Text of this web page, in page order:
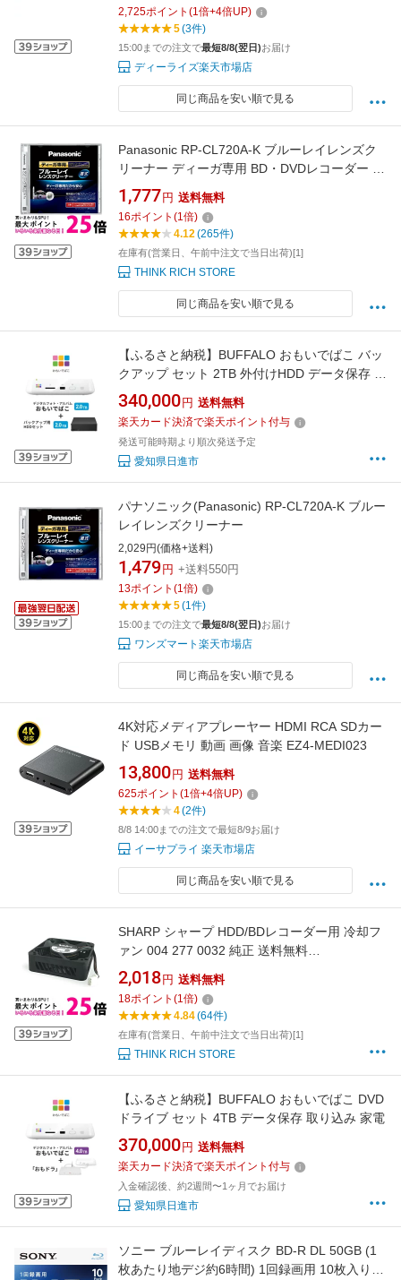
2,725ポイント (1倍+4倍UP)
5(3件)
15:00までの注文で最短8/8(翌日)お届け
ディーライズ楽天市場店
同じ商品を安い順で見る
Panasonic RP-CL720A-K ブルーレイレンズク
リーナー ディーガ専用 BD・DVDレコーダー ク
リーナー パナソニック RPCL720AK BDレンズ
クリーナ 送料無料 【SJ01949】
1,777 円 送料無料
16ポイント (1倍)
4.12(265件)
在庫有(営業日、午前中注文で当日出荷)[1]
THINK RICH STORE
同じ商品を安い順で見る
【ふるさと納税】BUFFALO おもいでばこ バッ
クアップ セット 2TB 外付けHDD データ保存 家
電 お届け：2025年4月下旬以降
340,000 円 送料無料
楽天カード決済で楽天ポイント付与
発送可能時期より順次発送予定
愛知県日進市
パナソニック(Panasonic) RP-CL720A-K ブルー
レイレンズクリーナー
2,029円(価格+送料)
1,479 円 +送料550円
13ポイント (1倍)
5(1件)
15:00までの注文で最短8/8(翌日)お届け
ワンズマート楽天市場店
同じ商品を安い順で見る
4K対応メディアプレーヤー HDMI RCA SDカー
ド USBメモリ 動画 画像 音楽 EZ4-MEDI023
13,800 円 送料無料
625ポイント (1倍+4倍UP)
4(2件)
8/8 14:00までの注文で最短8/9お届け
イーサプライ 楽天市場店
同じ商品を安い順で見る
SHARP シャープ HDD/BDレコーダー用 冷却フ
ァン 004 277 0032 純正 送料無料
【SK00465】
2,018 円 送料無料
18ポイント (1倍)
4.84(64件)
在庫有(営業日、午前中注文で当日出荷)[1]
THINK RICH STORE
【ふるさと納税】BUFFALO おもいでばこ DVD
ドライブ セット 4TB データ保存 取り込み 家電
370,000 円 送料無料
楽天カード決済で楽天ポイント付与
入金確認後、約2週間〜1ヶ月でお届け
愛知県日進市
ソニー ブルーレイディスク BD-R DL 50GB (1
枚あたり地デジ約6時間) 1回録画用 10枚入り 4